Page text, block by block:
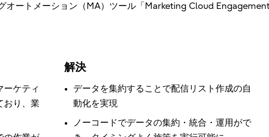
オートメーション（MA）ツール「Marketing Cloud
ーケティ
おり、業
解決
データを集約することで配信リスト作成の自
動化を実現
ノーコードでデータの集約・統合・運用がで